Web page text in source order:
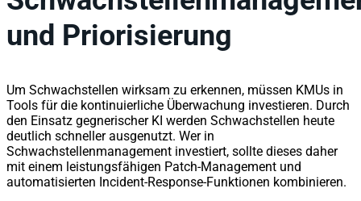
und Priorisierung
Um Schwachstellen wirksam zu erkennen, müssen KMUs in
Tools für die kontinuierliche Überwachung investieren. Durch
den Einsatz gegnerischer KI werden Schwachstellen heute
deutlich schneller ausgenutzt. Wer in
Schwachstellenmanagement investiert, sollte dieses daher
mit einem leistungsfähigen Patch-Management und
automatisierten Incident-Response-Funktionen kombinieren.